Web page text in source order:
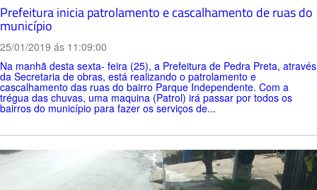
Prefeitura inicia patrolamento e cascalhamento de ruas do
município
25/01/2019 ás 11:09:00
Na manhã desta sexta- feira (25), a Prefeitura de Pedra Preta, através
da Secretaria de obras, está realizando o patrolamento e
cascalhamento das ruas do bairro Parque Independente. Com a
trégua das chuvas, uma maquina (Patrol) irá passar por todos os
bairros do município para fazer os serviços de...